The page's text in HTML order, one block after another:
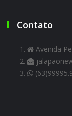
Contato
Avenida